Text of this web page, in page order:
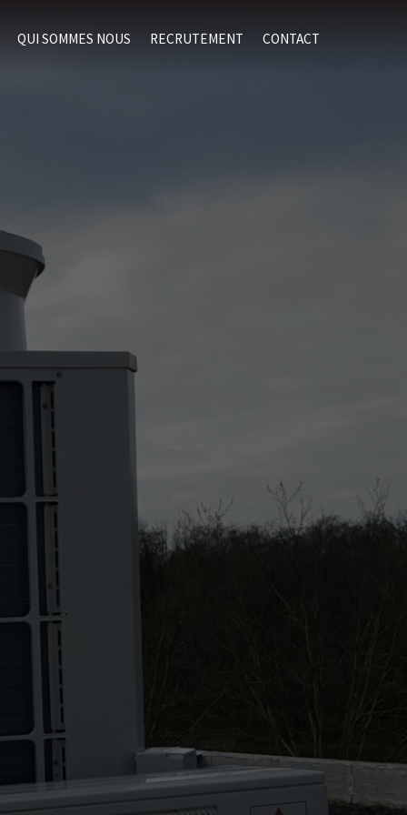
QUI SOMMES NOUS RECRUTEMENT CONTACT